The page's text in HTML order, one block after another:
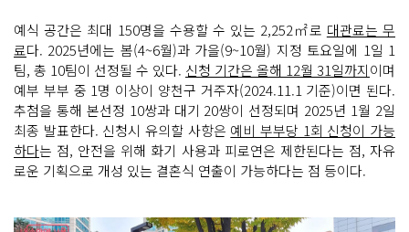
예식 공간은 최대 150명을 수용할 수 있는 2,252㎡로 대관료는 무
료다. 2025년에는 봄(4~6월)과 가을(9~10월) 지정 토요일에 1일 1
팀, 총 10팀이 선정될 수 있다. 신청 기간은 올해 12월 31일까지이며
예부 부부 중 1명 이상이 양천구 거주자(2024.11.1 기준)이면 된다.
추첨을 통해 본선정 10쌍과 대기 20쌍이 선정되며 2025년 1월 2일
최종 발표한다. 신청시 유의할 사항은 예비 부부당 1회 신청이 가능
하다는 점, 안전을 위해 화기 사용과 피로연은 제한된다는 점, 자유
로운 기획으로 개성 있는 결혼식 연출이 가능하다는 점 등이다.